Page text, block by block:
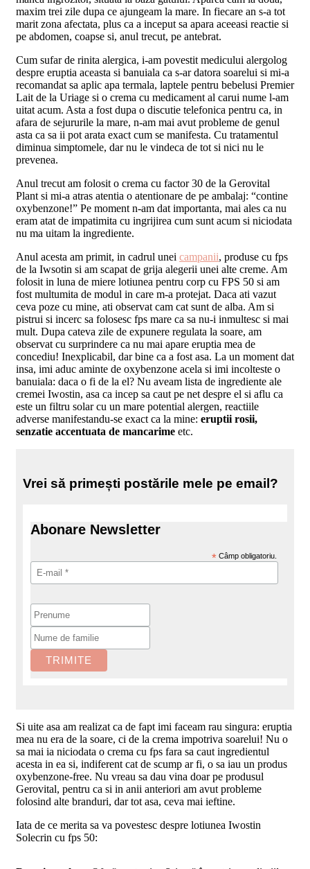
maxim trei zile dupa ce ajungeam la mare. In fiecare an s-a tot
marit zona afectata, plus ca a inceput sa apara aceeasi reactie si
pe abdomen, coapse si, anul trecut, pe antebrat.
Cum sufar de rinita alergica, i-am povestit medicului alergolog
despre eruptia aceasta si banuiala ca s-ar datora soarelui si mi-a
recomandat sa aplic apa termala, laptele pentru bebelusi Premier
Lait de la Uriage si o crema cu medicament al carui nume l-am
uitat acum. Asta a fost dupa o discutie telefonica pentru ca, in
afara de sejururile la mare, n-am mai avut probleme de genul
asta ca sa ii pot arata exact cum se manifesta. Cu tratamentul
diminua simptomele, dar nu le vindeca de tot si nici nu le
prevenea.
Anul trecut am folosit o crema cu factor 30 de la Gerovital
Plant si mi-a atras atentia o atentionare de pe ambalaj: “contine
oxybenzone!” Pe moment n-am dat importanta, mai ales ca nu
eram atat de impatimita cu ingrijirea cum sunt acum si niciodata
nu ma uitam la ingrediente.
Anul acesta am primit, in cadrul unei campanii, produse cu fps
de la Iwsotin si am scapat de grija alegerii unei alte creme. Am
folosit in luna de miere lotiunea pentru corp cu FPS 50 si am
fost multumita de modul in care m-a protejat. Daca ati vazut
ceva poze cu mine, ati observat cam cat sunt de alba. Am si
pistrui si incerc sa folosesc fps mare ca sa nu-i inmultesc si mai
mult. Dupa cateva zile de expunere regulata la soare, am
observat cu surprindere ca nu mai apare eruptia mea de
concediu! Inexplicabil, dar bine ca a fost asa. La un moment dat
insa, imi aduc aminte de oxybenzone acela si imi incolteste o
banuiala: daca o fi de la el? Nu aveam lista de ingrediente ale
cremei Iwostin, asa ca incep sa caut pe net despre el si aflu ca
este un filtru solar cu un mare potential alergen, reactiile
adverse manifestandu-se exact ca la mine: eruptii rosii,
senzatie accentuata de mancarime etc.
Vrei să primești postările mele pe email?
Abonare Newsletter
* Câmp obligatoriu.
Si uite asa am realizat ca de fapt imi faceam rau singura: eruptia
mea nu era de la soare, ci de la crema impotriva soarelui! Nu o
sa mai ia niciodata o crema cu fps fara sa caut ingredientul
acesta in ea si, indiferent cat de scump ar fi, o sa iau un produs
oxybenzone-free. Nu vreau sa dau vina doar pe produsul
Gerovital, pentru ca si in anii anteriori am avut probleme
folosind alte branduri, dar tot asa, ceva mai ieftine.
Iata de ce merita sa va povestesc despre lotiunea Iwostin
Solecrin cu fps 50: